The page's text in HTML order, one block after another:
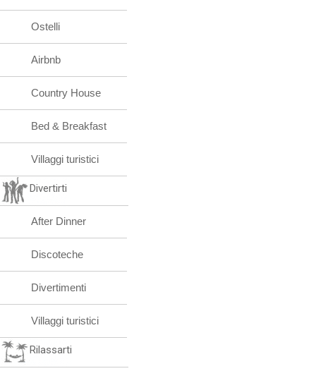
Ostelli
Airbnb
Country House
Bed & Breakfast
Villaggi turistici
Divertirti
After Dinner
Discoteche
Divertimenti
Villaggi turistici
Rilassarti